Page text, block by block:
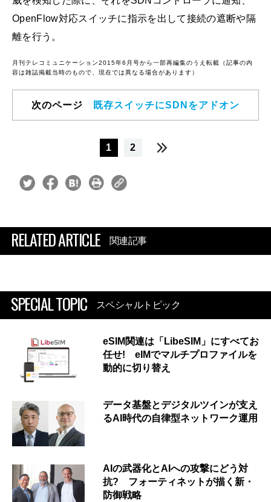
OpenFlow対応スイッチに指示を出して接続の遮断や隔
離を行う。
月刊テレコミュニケーション2015年6月号から一部再編集のうえ転載（記事の内
容は雑誌掲載当時のもので、現在では異なる場合があります）
次のページ 既存スイッチにSDNをアドオン
1 2
RELATED ARTICLE 関連記事
SPECIAL TOPIC スペシャルトピック
eSIM関連は「LibeSIM」にすべてお
任せ! eIMでマルチプロファイルを
動的に切り替え
データ基盤とデジタルツインが支え
るAI時代の自律型ネットワーク運用
AIの武器化とAIへの攻撃にどう対
抗? フォーティネットが描く新・
防御戦略